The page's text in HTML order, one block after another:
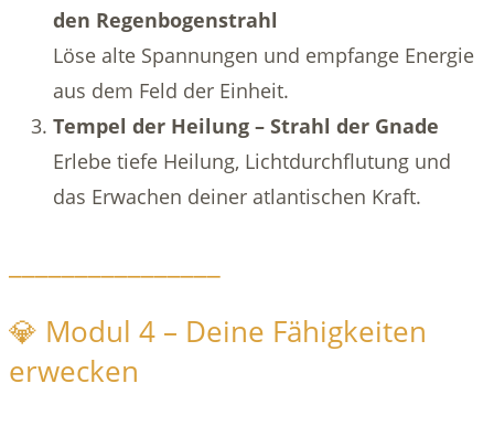
den Regenbogenstrahl
Löse alte Spannungen und empfange Energie
aus dem Feld der Einheit.
Tempel der Heilung – Strahl der Gnade
Erlebe tiefe Heilung, Lichtdurchflutung und
das Erwachen deiner atlantischen Kraft.
💎 Modul 4 – Deine Fähigkeiten
erwecken